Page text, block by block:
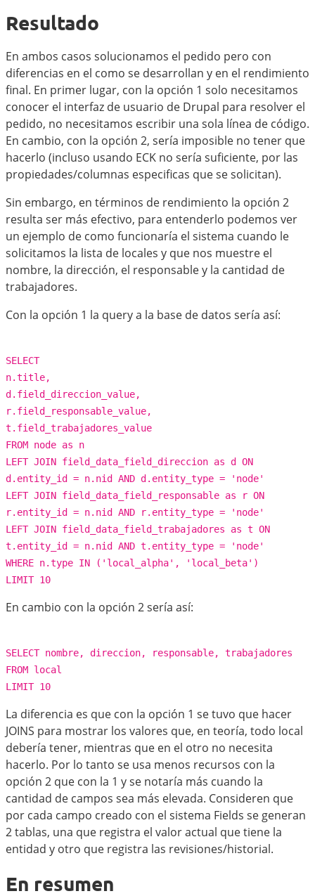
Resultado
En ambos casos solucionamos el pedido pero con
diferencias en el como se desarrollan y en el rendimiento
final. En primer lugar, con la opción 1 solo necesitamos
conocer el interfaz de usuario de Drupal para resolver el
pedido, no necesitamos escribir una sola línea de código.
En cambio, con la opción 2, sería imposible no tener que
hacerlo (incluso usando ECK no sería suficiente, por las
propiedades/columnas especificas que se solicitan).
Sin embargo, en términos de rendimiento la opción 2
resulta ser más efectivo, para entenderlo podemos ver
un ejemplo de como funcionaría el sistema cuando le
solicitamos la lista de locales y que nos muestre el
nombre, la dirección, el responsable y la cantidad de
trabajadores.
Con la opción 1 la query a la base de datos sería así:
SELECT
n.title,
d.field_direccion_value,
r.field_responsable_value,
t.field_trabajadores_value
FROM node as n
LEFT JOIN field_data_field_direccion as d ON
d.entity_id = n.nid AND d.entity_type = 'node'
LEFT JOIN field_data_field_responsable as r ON
r.entity_id = n.nid AND r.entity_type = 'node'
LEFT JOIN field_data_field_trabajadores as t ON
t.entity_id = n.nid AND t.entity_type = 'node'
WHERE n.type IN ('local_alpha', 'local_beta')
LIMIT 10
En cambio con la opción 2 sería así:
SELECT nombre, direccion, responsable, trabajadores
FROM local
LIMIT 10
La diferencia es que con la opción 1 se tuvo que hacer
JOINS para mostrar los valores que, en teoría, todo local
debería tener, mientras que en el otro no necesita
hacerlo. Por lo tanto se usa menos recursos con la
opción 2 que con la 1 y se notaría más cuando la
cantidad de campos sea más elevada. Consideren que
por cada campo creado con el sistema Fields se generan
2 tablas, una que registra el valor actual que tiene la
entidad y otro que registra las revisiones/historial.
En resumen